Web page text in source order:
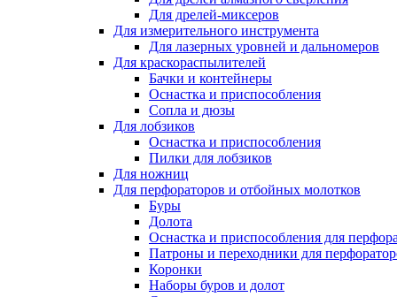
Для дрелей-миксеров
Для измерительного инструмента
Для лазерных уровней и дальномеров
Для краскораспылителей
Бачки и контейнеры
Оснастка и приспособления
Сопла и дюзы
Для лобзиков
Оснастка и приспособления
Пилки для лобзиков
Для ножниц
Для перфораторов и отбойных молотков
Буры
Долота
Оснастка и приспособления для
Патроны и переходники для
Коронки
Наборы буров и долот